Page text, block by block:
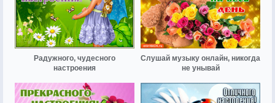
Радужного, чудесного
настроения
Слушай музыку онлайн, никогда
не унывай